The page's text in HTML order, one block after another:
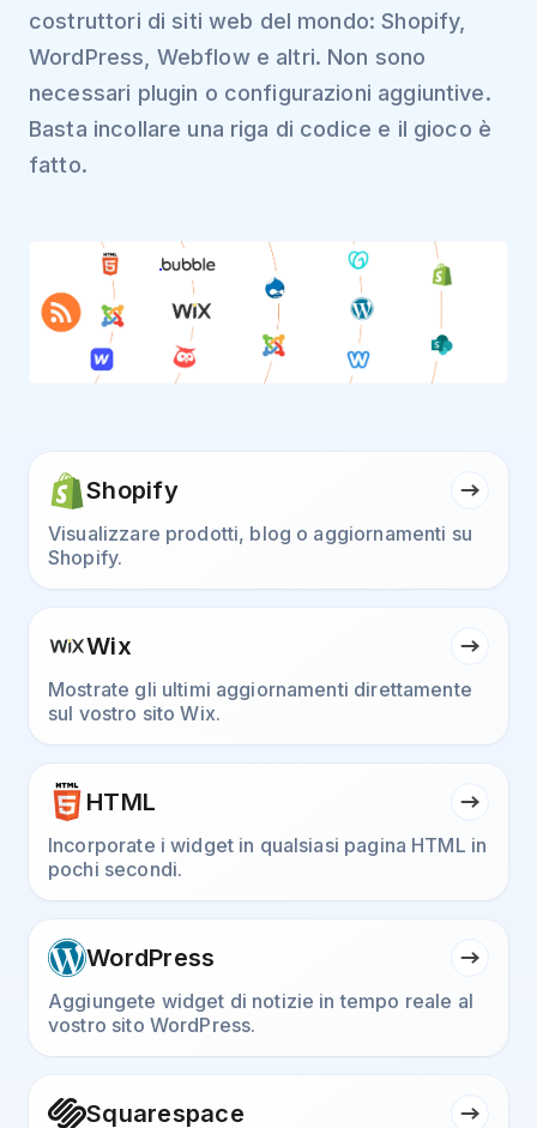
costruttori di siti web del mondo: Shopify,
WordPress, Webflow e altri. Non sono
necessari plugin o configurazioni aggiuntive.
Basta incollare una riga di codice e il gioco è
fatto.
Shopify
Visualizzare prodotti, blog o aggiornamenti su
Shopify.
Wix
Mostrate gli ultimi aggiornamenti direttamente
sul vostro sito Wix.
HTML
Incorporate i widget in qualsiasi pagina HTML in
pochi secondi.
WordPress
Aggiungete widget di notizie in tempo reale al
vostro sito WordPress.
Squarespace